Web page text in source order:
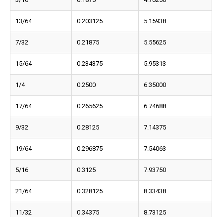
13/64 0.203125 5.15938
7/32 0.21875 5.55625
15/64 0.234375 5.95313
1/4 0.2500 6.35000
17/64 0.265625 6.74688
9/32 0.28125 7.14375
19/64 0.296875 7.54063
5/16 0.3125 7.93750
21/64 0.328125 8.33438
11/32 0.34375 8.73125